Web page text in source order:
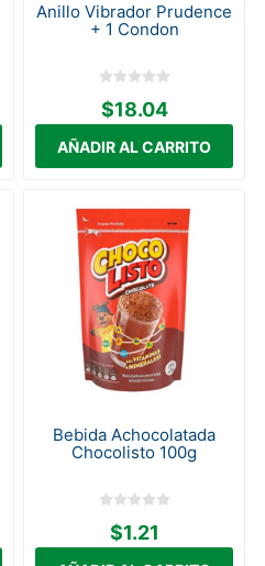
Anillo Vibrador Prudence
+ 1 Condon
$18.04
Bebida Achocolatada
Chocolisto 100g
$1.21